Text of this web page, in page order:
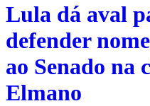
Lula dá aval
defender
ao Senado na
Elmano